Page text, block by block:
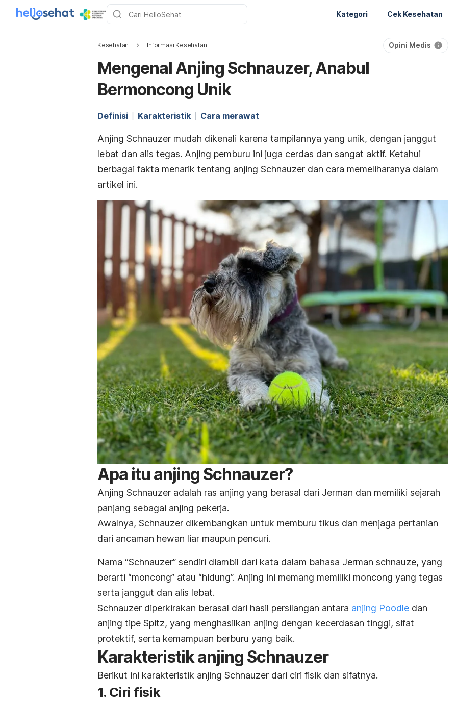
Kategori Cek Kesehatan
Kesehatan Informasi Kesehatan Opini Medis
Mengenal Anjing Schnauzer, Anabul
Bermoncong Unik
Definisi Karakteristik Cara merawat
Anjing Schnauzer mudah dikenali karena tampilannya yang unik, dengan janggut
lebat dan alis tegas. Anjing pemburu ini juga cerdas dan sangat aktif. Ketahui
berbagai fakta menarik tentang anjing Schnauzer dan cara memeliharanya dalam
artikel ini.
Apa itu anjing Schnauzer?
Anjing Schnauzer adalah ras anjing yang berasal dari Jerman dan memiliki sejarah
panjang sebagai anjing pekerja.
Awalnya, Schnauzer dikembangkan untuk memburu tikus dan menjaga pertanian
dari ancaman hewan liar maupun pencuri.
Nama “Schnauzer” sendiri diambil dari kata dalam bahasa Jerman schnauze, yang
berarti “moncong” atau “hidung”. Anjing ini memang memiliki moncong yang tegas
serta janggut dan alis lebat.
Schnauzer diperkirakan berasal dari hasil persilangan antara anjing Poodle dan
anjing tipe Spitz, yang menghasilkan anjing dengan kecerdasan tinggi, sifat
protektif, serta kemampuan berburu yang baik.
Karakteristik anjing Schnauzer
Berikut ini karakteristik anjing Schnauzer dari ciri fisik dan sifatnya.
1. Ciri fisik